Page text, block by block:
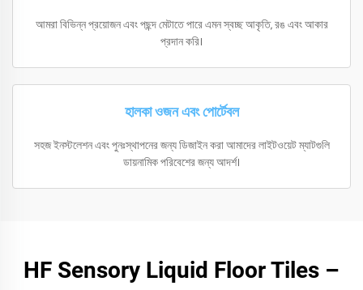
আমরা বিভিন্ন প্রয়োজন এবং পছন্দ মেটাতে পারে এমন স্বচ্ছ আকৃতি, রঙ এবং আকার
প্রদান করি।
হালকা ওজন এবং পোর্টেবল
সহজ ইনস্টলেশন এবং পুনঃস্থাপনের জন্য ডিজাইন করা আমাদের লাইটওয়েট ম্যাটগুলি
ডায়নামিক পরিবেশের জন্য আদর্শ।
HF Sensory Liquid Floor Tiles –